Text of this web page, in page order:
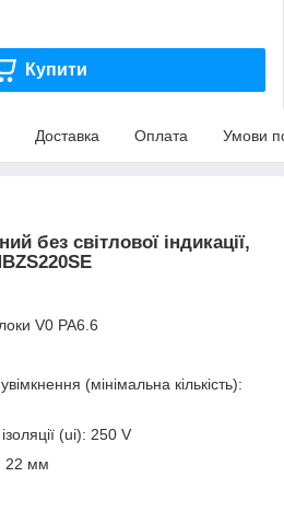
Купити
Доставка Оплата Умови
без світлової індикації,
V0 PA6.6
(мінімальна кількість):
(ui): 250 V
22 мм